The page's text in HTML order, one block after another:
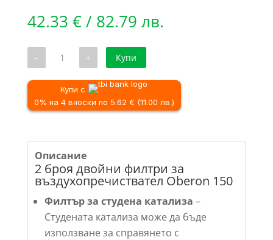
42.33 €/ 82.79 лв.
- количество
броя
двойни
филтри
за
150
+ Купи
Купи с
0% на 4 вноски по 5.62 € (11.00 лв.)
Описание
2 броя двойни филтри за
въздухопречиствател Oberon 150
Филтър за студена катализа –
Студената катализа може да бъде
използване за справянето с